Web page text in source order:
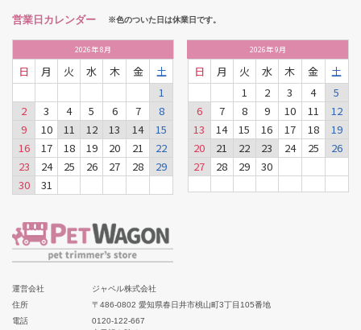
営業日カレンダー ※色のついた日は休業日です。
2026年8月
日 月 火 水 木 金
土
1
2
3 4 5 6 7
8
9
10 11 12 13 14
15
16
17 18 19 20 21
22
23
24 25 26 27 28
29
30
31
2026年9月
日 月 火 水 木 金
土
1
2 3 4
5
6
7 8 9 10 11
12
13
14 15 16 17 18
19
20
21 22 23 24 25
26
27
28 29 30
運営会社
ジャペル株式会社
住所
〒486-0802 愛知県春日井市桃山町3丁目105番地
電話
0120-122-667